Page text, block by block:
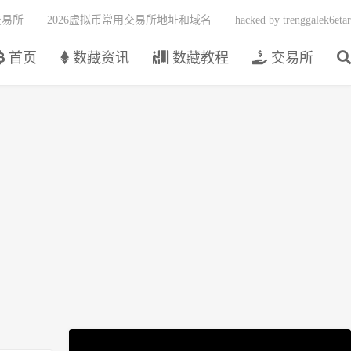
首页 数藏资讯 数藏教程 交易所
所 2026虚拟币常用交易所地址和域名 hacked by trenggalek6etar